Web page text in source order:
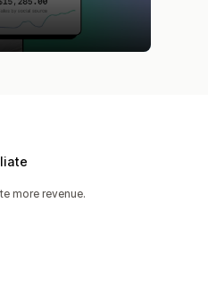
more revenue.